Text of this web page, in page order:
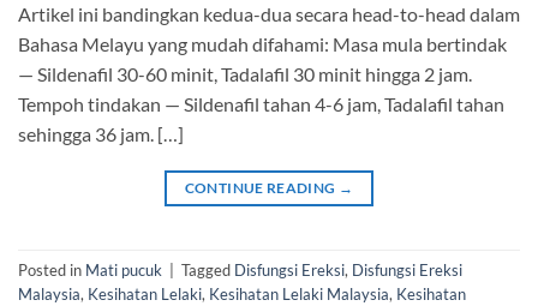
Artikel ini bandingkan kedua-dua secara head-to-head dalam
Bahasa Melayu yang mudah difahami: Masa mula bertindak
— Sildenafil 30-60 minit, Tadalafil 30 minit hingga 2 jam.
Tempoh tindakan — Sildenafil tahan 4-6 jam, Tadalafil tahan
sehingga 36 jam. […]
CONTINUE READING →
Posted in Mati pucuk Tagged Disfungsi Ereksi, Disfungsi Ereksi
Malaysia, Kesihatan Lelaki, Kesihatan Lelaki Malaysia, Kesihatan